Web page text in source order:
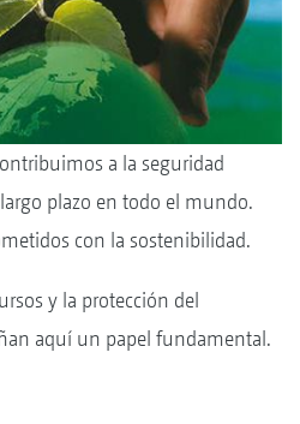
a la seguridad
plazo en todo el mundo.
con la sostenibilidad.
y la protección del
aquí un papel fundamental.